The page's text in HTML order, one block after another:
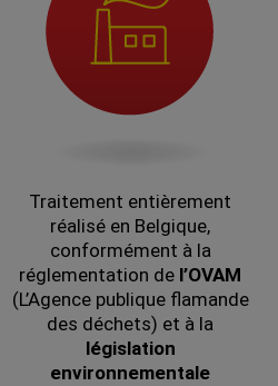
Traitement entièrement
réalisé en Belgique,
conformément à la
réglementation de l’OVAM
(L’Agence publique flamande
des déchets) et à la
législation
environnementale